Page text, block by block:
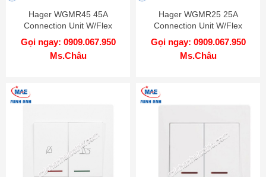
Hager WGMR45 45A
Connection Unit W/Flex
Outlet
Gọi ngay: 0909.067.950
Ms.Châu
Hager WGMR25 25A
Connection Unit W/Flex
Outlet
Gọi ngay: 0909.067.950
Ms.Châu